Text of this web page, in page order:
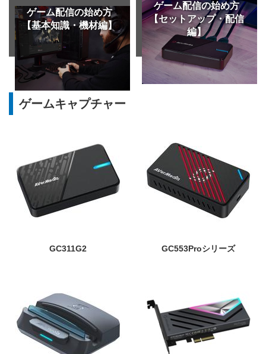
ゲーム配信の始め方
【基本知識・機材編】
ゲーム配信の始め方
【セットアップ・配信
編】
ゲームキャプチャー
GC311G2 GC553Proシリーズ